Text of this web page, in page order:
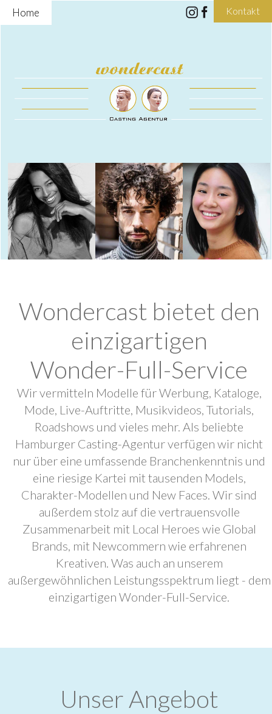
Home Kontakt
Wondercast bietet den
einzigartigen
Wonder-Full-Service
Wir vermitteln Modelle für Werbung, Kataloge,
Mode, Live-Auftritte, Musikvideos, Tutorials,
Roadshows und vieles mehr. Als beliebte
Hamburger Casting-Agentur verfügen wir nicht
nur über eine umfassende Branchenkenntnis und
eine riesige Kartei mit tausenden Models,
Charakter-Modellen und New Faces. Wir sind
außerdem stolz auf die vertrauensvolle
Zusammenarbeit mit Local Heroes wie Global
Brands, mit Newcommern wie erfahrenen
Kreativen. Was auch an unserem
außergewöhnlichen Leistungsspektrum liegt - dem
einzigartigen Wonder-Full-Service.
Unser Angebot